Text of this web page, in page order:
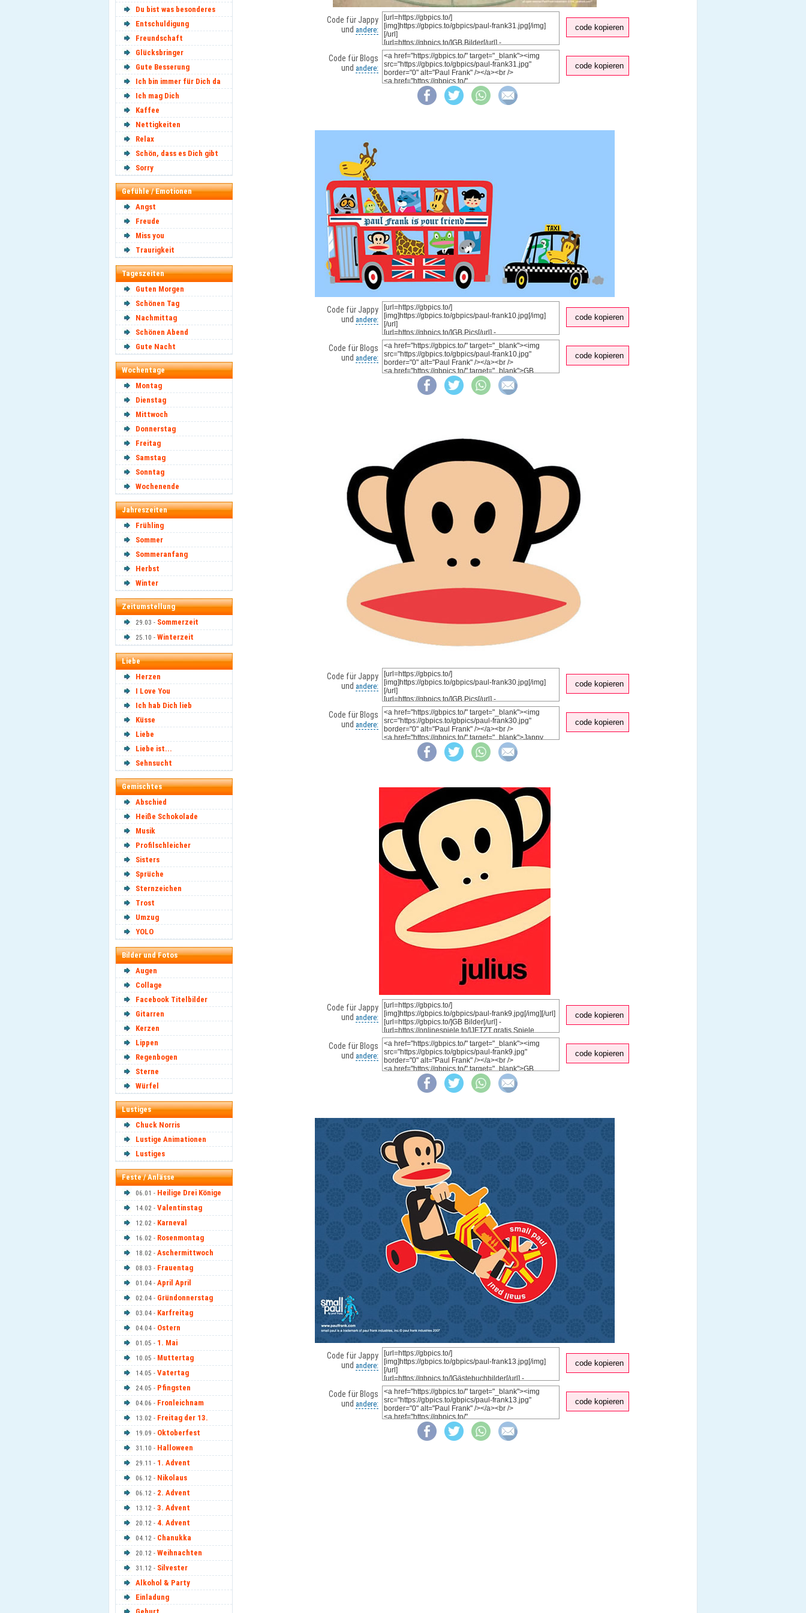
Du bist was besonderes
Entschuldigung
Freundschaft
Glücksbringer
Gute Besserung
Ich bin immer für Dich da
Ich mag Dich
Kaffee
Nettigkeiten
Relax
Schön, dass es Dich gibt
Sorry
Gefühle / Emotionen
Angst
Freude
Miss you
Traurigkeit
Tageszeiten
Guten Morgen
Schönen Tag
Nachmittag
Schönen Abend
Gute Nacht
Wochentage
Montag
Dienstag
Mittwoch
Donnerstag
Freitag
Samstag
Sonntag
Wochenende
Jahreszeiten
Frühling
Sommer
Sommeranfang
Herbst
Winter
Zeitumstellung
29.03 - Sommerzeit
25.10 - Winterzeit
Liebe
Herzen
I Love You
Ich hab Dich lieb
Küsse
Liebe
Liebe ist...
Sehnsucht
Gemischtes
Abschied
Heiße Schokolade
Musik
Profilschleicher
Sisters
Sprüche
Sternzeichen
Trost
Umzug
YOLO
Bilder und Fotos
Augen
Collage
Facebook Titelbilder
Gitarren
Kerzen
Lippen
Regenbogen
Sterne
Würfel
Lustiges
Chuck Norris
Lustige Animationen
Lustiges
Feste / Anlässe
06.01 - Heilige Drei Könige
14.02 - Valentinstag
12.02 - Karneval
16.02 - Rosenmontag
18.02 - Aschermittwoch
08.03 - Frauentag
01.04 - April April
02.04 - Gründonnerstag
03.04 - Karfreitag
04.04 - Ostern
01.05 - 1. Mai
10.05 - Muttertag
14.05 - Vatertag
24.05 - Pfingsten
04.06 - Fronleichnam
13.02 - Freitag der 13.
19.09 - Oktoberfest
31.10 - Halloween
29.11 - 1. Advent
06.12 - Nikolaus
06.12 - 2. Advent
13.12 - 3. Advent
20.12 - 4. Advent
04.12 - Chanukka
20.12 - Weihnachten
31.12 - Silvester
Alkohol & Party
Einladung
Code für Jappy
und andere: code kopieren
Code für Blogs
und andere: code kopieren
Code für Jappy
und andere: code kopieren
Code für Blogs
und andere: code kopieren
Code für Jappy
und andere: code kopieren
Code für Blogs
und andere: code kopieren
Code für Jappy
und andere: code kopieren
Code für Blogs
und andere: code kopieren
Code für Jappy
und andere: code kopieren
Code für Blogs
und andere: code kopieren